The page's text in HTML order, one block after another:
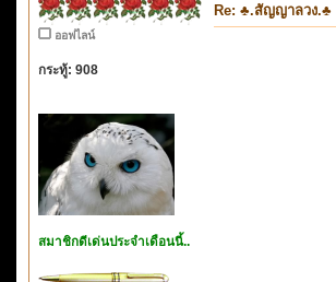
ออฟไลน์
กระทู้: 908
สมาชิกดีเด่นประจำเดือนนี้..
Re: ♣.สัญญาลวง.♣